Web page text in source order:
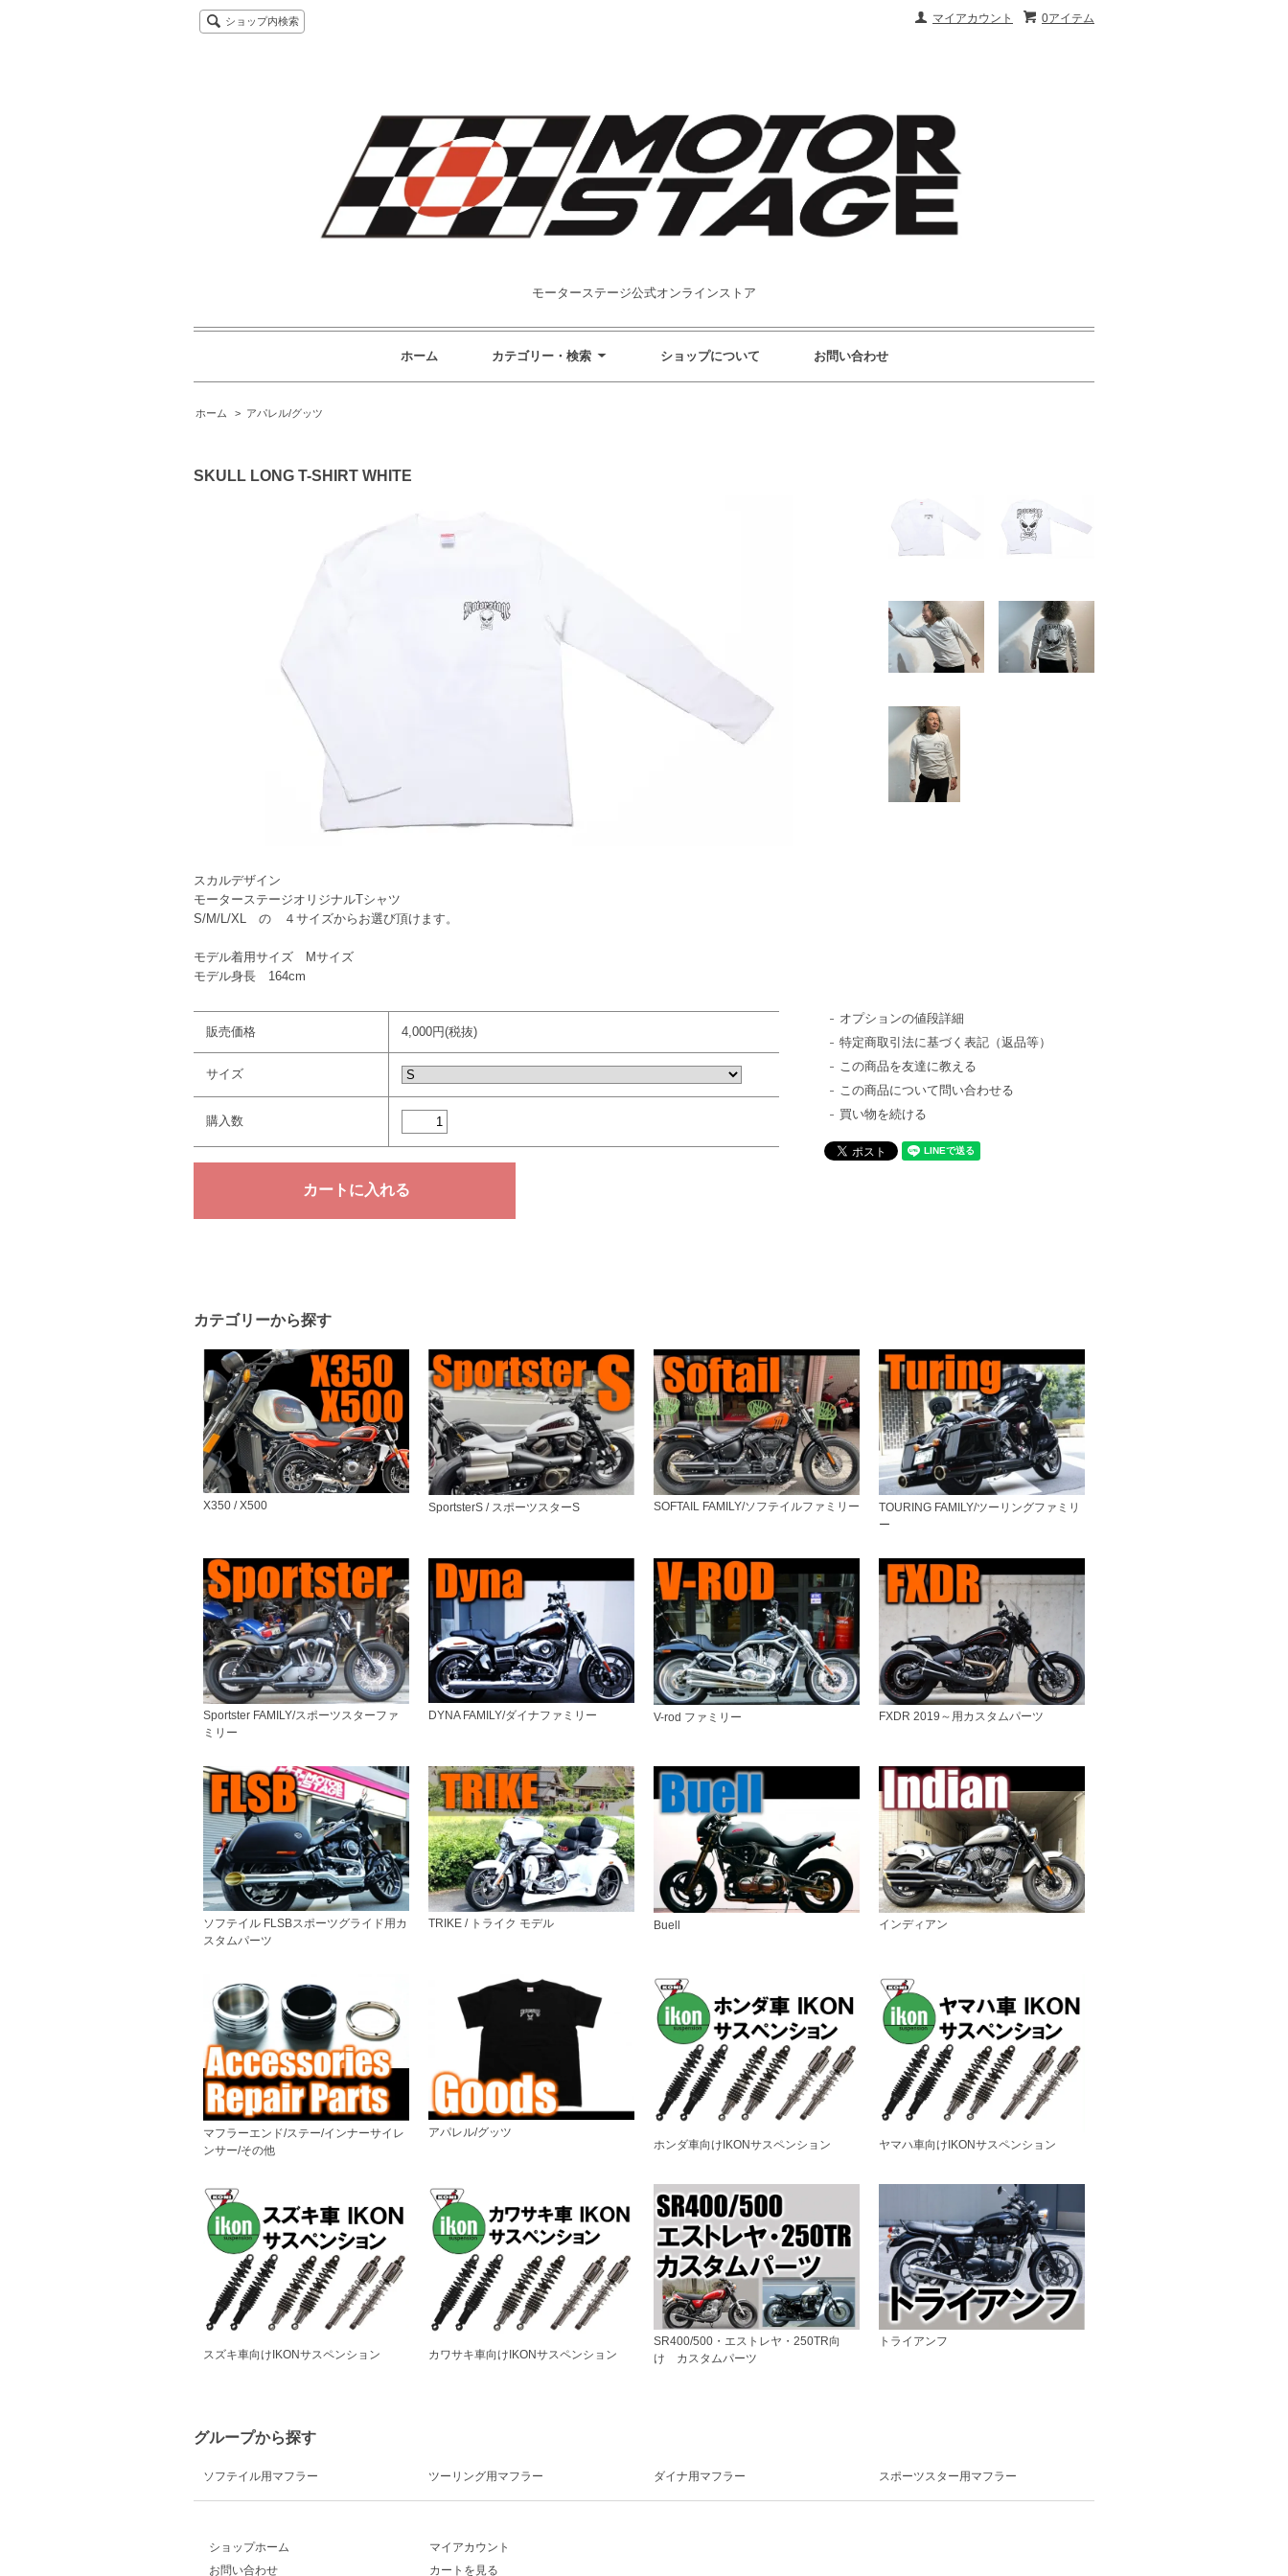
0アイテム
マイアカウント
ショップ内検索
モーターステージ公式オンラインストア
ホーム カテゴリー・検索 ショップについて お問い合わせ
ホーム > アパレル/グッツ
SKULL LONG T-SHIRT WHITE
スカルデザイン
モーターステージオリジナルTシャツ
S/M/L/XL の ４サイズからお選び頂けます。
モデル着用サイズ Mサイズ
モデル身長 164cm
販売価格 4,000円(税抜)
サイズ
購入数
オプションの値段詳細
特定商取引法に基づく表記（返品等）
この商品を友達に教える
この商品について問い合わせる
買い物を続ける
カテゴリーから探す
X350 / X500 SportsterS / スポーツスターS SOFTAIL FAMILY/ソフテイルファミリー
TOURING FAMILY/ツーリングファミリ
ー
Sportster FAMILY/スポーツスターファ
ミリー
DYNA FAMILY/ダイナファミリー V-rod ファミリー FXDR 2019～用カスタムパーツ
ソフテイル FLSBスポーツグライド用カ
スタムパーツ
TRIKE / トライク モデル Buell インディアン
マフラーエンド/ステー/インナーサイレ
ンサー/その他
アパレル/グッツ
ホンダ車向けIKONサスペンション
ヤマハ車向けIKONサスペンション
スズキ車向けIKONサスペンション カワサキ車向けIKONサスペンション
SR400/500・エストレヤ・250TR向
け カスタムパーツ
トライアンフ
グループから探す
ソフテイル用マフラー ツーリング用マフラー ダイナ用マフラー スポーツスター用マフラー
ショップホーム
お問い合わせ
マイアカウント
カートを見る